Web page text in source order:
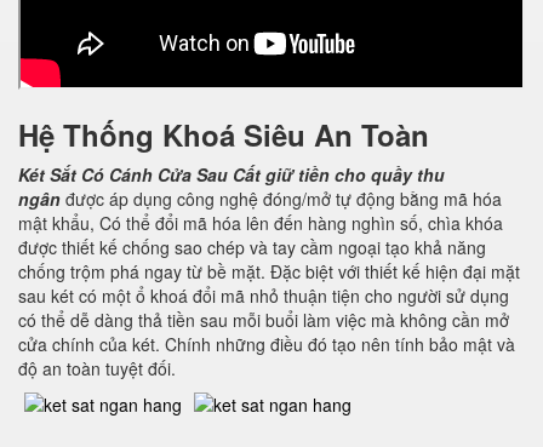
Hệ Thống Khoá Siêu An Toàn
Két Sắt Có Cánh Cửa Sau Cất giữ tiền cho quầy thu
ngân được áp dụng công nghệ đóng/mở tự động bằng mã hóa
mật khẩu, Có thể đổi mã hóa lên đến hàng nghìn số, chìa khóa
được thiết kế chống sao chép và tay cầm ngoại tạo khả năng
chống trộm phá ngay từ bề mặt. Đặc biệt với thiết kế hiện đại mặt
sau két có một ổ khoá đổi mã nhỏ thuận tiện cho người sử dụng
có thể dễ dàng thả tiền sau mỗi buổi làm việc mà không cần mở
cửa chính của két. Chính những điều đó tạo nên tính bảo mật và
độ an toàn tuyệt đối.